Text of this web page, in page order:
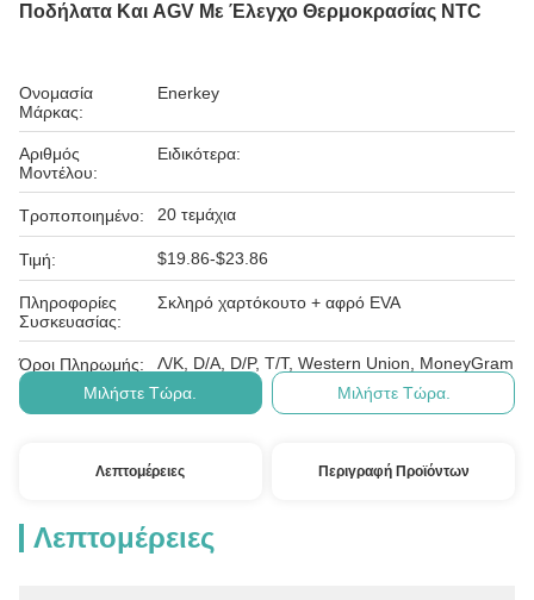
Ποδήλατα Και AGV Με Έλεγχο Θερμοκρασίας NTC
Ονομασία
Μάρκας:
Enerkey
Αριθμός
Μοντέλου:
Ειδικότερα:
Τροποποιημένο: 20 τεμάχια
Τιμή: $19.86-$23.86
Πληροφορίες
Συσκευασίας:
Σκληρό χαρτόκουτο + αφρό EVA
Όροι Πληρωμής:
Λ/Κ, D/A, D/P, T/T, Western Union, MoneyGram
Μιλήστε Τώρα.
Μιλήστε Τώρα.
Λεπτομέρειες Περιγραφή Προϊόντων
Λεπτομέρειες